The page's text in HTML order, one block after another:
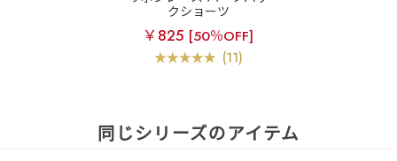
クショーツ
￥825 [50％OFF]
(11)
同じシリーズのアイテム